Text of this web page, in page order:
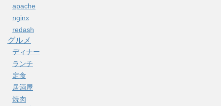
apache
nginx
redash
グルメ
ディナー
ランチ
定食
居酒屋
焼肉